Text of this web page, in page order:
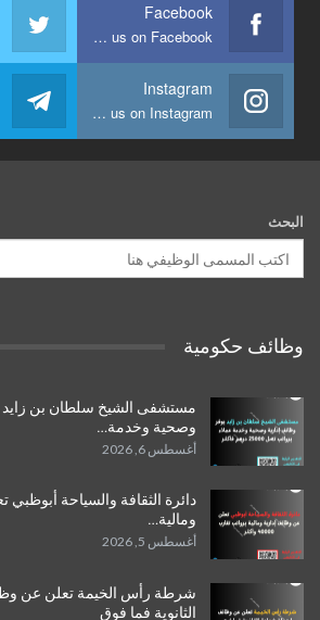
Facebook
Join us on Facebook
Instagram
Join us on Instagram
البحث
وظائف حكومية
مستشفى الشيخ سلطان بن زايد
وصحية وخدمة…
أغسطس 6, 2026
دائرة الثقافة والسياحة
ومالية…
أغسطس 5, 2026
شرطة رأس الخيمة تعلن عن
الثانوية فما فوق